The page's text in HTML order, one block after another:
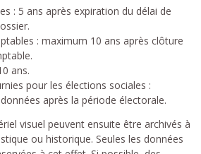
: 5 ans après expiration du délai de
: maximum 10 ans après clôture
ans.
pour les élections sociales :
après la période électorale.
visuel peuvent ensuite être archivés à
ou historique. Seules les données